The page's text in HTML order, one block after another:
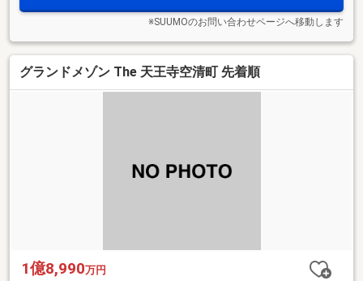
※SUUMOのお問い合わせページへ移動します
グランドメゾン The 天王寺空清町 先着順
1億8,990万円